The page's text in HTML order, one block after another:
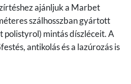
ajánljuk a Marbet
szálhosszban gyártott
polistyrol) mintás díszléceit. A
antikolás és a lazúrozás is